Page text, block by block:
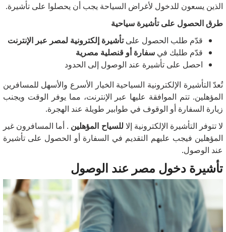
الذين يسعون للدخول لأغراض السياحة يجب أن يحصلوا على تأشيرة.
طرق الحصول على تأشيرة سياحية
قدّم طلب الحصول علىتأشيرة إلكترونية لمصر عبر الإنترنت
قدّم طلبك في سفارة أو قنصلية مصرية
احصل على تأشيرة عند الوصول إلى الحدود
تُعدّ التأشيرة الإلكترونية السياحية الخيار الأسرع والأسهل للمسافرين
المؤهلين. تتم الموافقة عليها عبر الإنترنت، مما يوفر الوقت ويجنب
زيارة السفارة أو الوقوف في طوابير طويلة عند الهجرة.
لا تتوفر التأشيرة الإلكترونية إلا للسياح المؤهلين . أما المسافرون غير
المؤهلين فيجب عليهم التقديم في السفارة أو الحصول على تأشيرة
عند الوصول.
تأشيرة دخول مصر عند الوصول